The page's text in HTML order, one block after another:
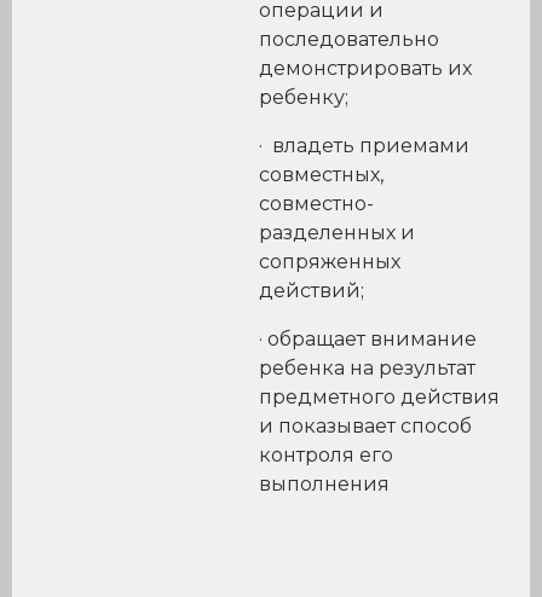
операции и
последовательно
демонстрировать их
ребенку;
· владеть приемами
совместных,
совместно-
разделенных и
сопряженных
действий;
· обращает внимание
ребенка на результат
предметного действия
и показывает способ
контроля его
выполнения